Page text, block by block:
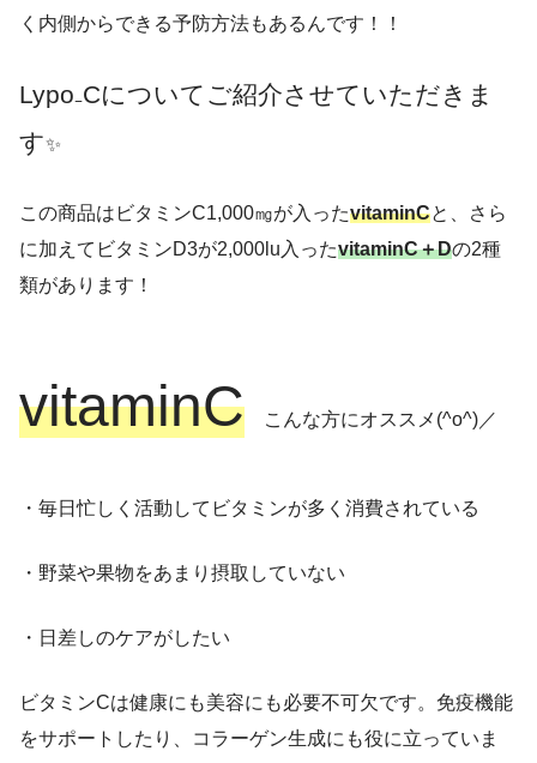
く内側からできる予防方法もあるんです！！
Lypo₋Cについてご紹介させていただきま
す✨
この商品はビタミンC1,000㎎が入ったvitaminCと、さら
に加えてビタミンD3が2,000lu入ったvitaminC＋Dの2種
類があります！
vitaminC こんな方にオススメ(^o^)／
・毎日忙しく活動してビタミンが多く消費されている
・野菜や果物をあまり摂取していない
・日差しのケアがしたい
ビタミンCは健康にも美容にも必要不可欠です。免疫機能
をサポートしたり、コラーゲン生成にも役に立っていま